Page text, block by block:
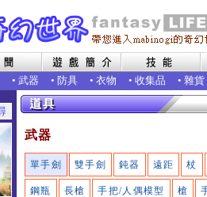
• 武器 • 防具 • 衣物 • 收集品 • 雜貨
武器
單手劍 雙手劍 鈍器 遠距 杖
鋼瓶 長槍 手把/人偶模型 槍